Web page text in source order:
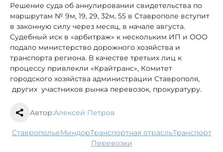
Решение суда об аннулировании свидетельства по
маршрутам № 9м, 19, 29, 32м, 55 в Ставрополе вступит
в законную силу через месяц, в начале августа.
Судебный иск в «арбитраж» к нескольким ИП и ООО
подало министерство дорожного хозяйства и
транспорта региона. В качестве третьих лиц к
процессу привлекли «Крайтранс», Комитет
городского хозяйства администрации Ставрополя,
других участников рынка перевозок, прокуратуру.
Автор:Алексей Петров
Ставрополье Миндор транспортная отрасль транспорт
перевозки